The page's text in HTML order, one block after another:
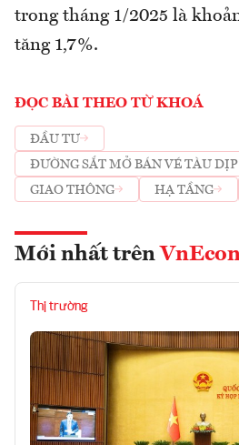
trong tháng 1/2025 là
tăng 1,7%.
ĐỌC BÀI THEO TỪ KHOÁ
ĐẦU TƯ
ĐƯỜNG SẮT MỞ BÁN VÉ TÀU
GIAO THÔNG
HẠ TẦNG
Mới nhất trên
Thị trường